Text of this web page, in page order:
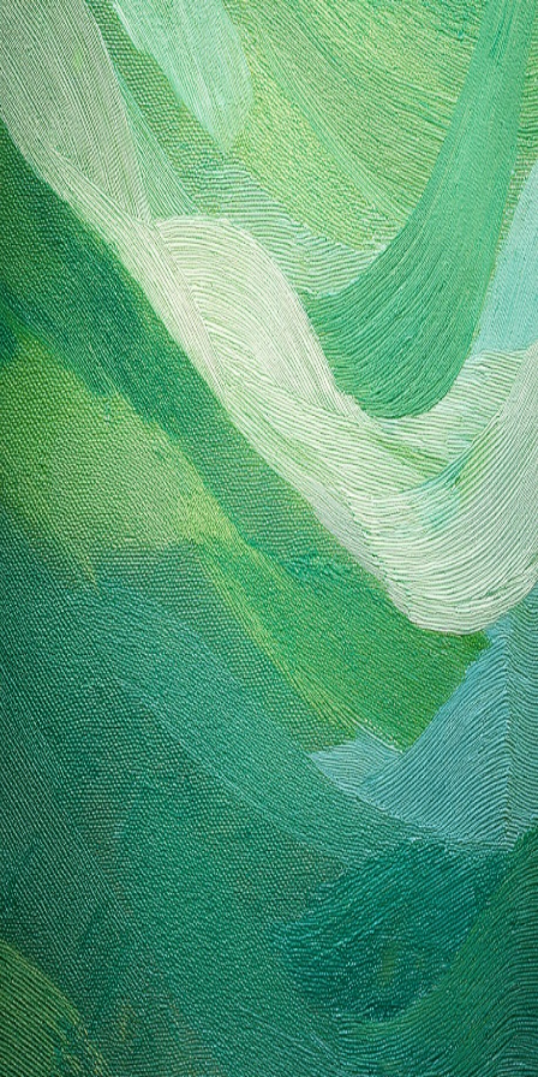
Halmonium
NewsRobotsMembersAbout
EN
クリエイティブに最適化されたロボッ
トを生み出す
"We design and build robots tailored to creative concepts"
ハルモニウムとは
ハルモニウムは2025年4月より大嶋悠司、芝村ひばり、吉崎
航 の三名により開始したプロジェクトです。最新技術をピ
ックアップし、世の中にない魅力的なロボットを創出しま
す。デザイン、設計、AI、制御などをできる限りすべて自
分たちで行います。
Halmonium
Contact: contact@halmonium.com